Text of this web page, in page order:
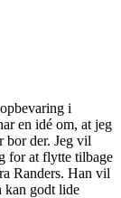
i
en idé om, at jeg
der. Jeg vil
for at flytte tilbage
Randers. Han vil
kan godt lide